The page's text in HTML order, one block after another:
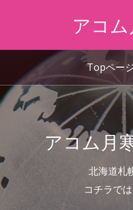
アコ
Topペー
アコム月
北海道札
コチラで